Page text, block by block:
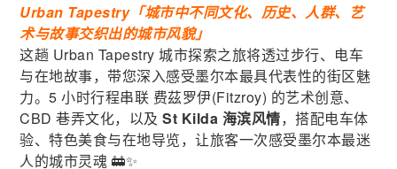
Urban Tapestry「城市中不同文化、历史、人群、艺
术与故事交织出的城市风貌」
这趟 Urban Tapestry 城市探索之旅将透过步行、电车
与在地故事，带您深入感受墨尔本最具代表性的街区魅
力。5 小时行程串联 费茲罗伊(Fitzroy) 的艺术创意、
CBD 巷弄文化，以及St Kilda 海滨风情，搭配电车体
验、特色美食与在地导览，让旅客一次感受墨尔本最迷
人的城市灵魂 🚋✨